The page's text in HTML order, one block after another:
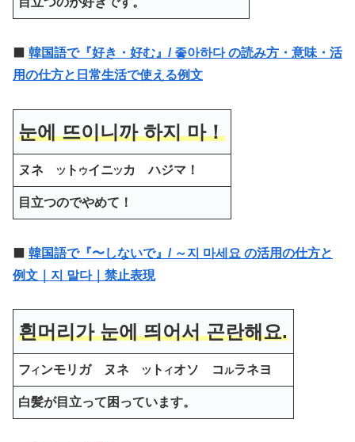
韓国語で『好き・好む』/ 좋아하다 の読み方・意味・活
用の仕方と日常生活で使える例文
눈에 뜨이니까 하지 마！
ヌネツ ト ウイニツカ ハジマ！
目立つのでやめて！
韓国語で『〜しないで』/ ～지 마세요 の活用の仕方と
例文｜지 말다｜禁止表現
흰머리가 눈에 띄어서 곤란해요.
フイ ンモリガ ヌネツ ト イオソ コルラネヨ
白髪が目立って困っています。